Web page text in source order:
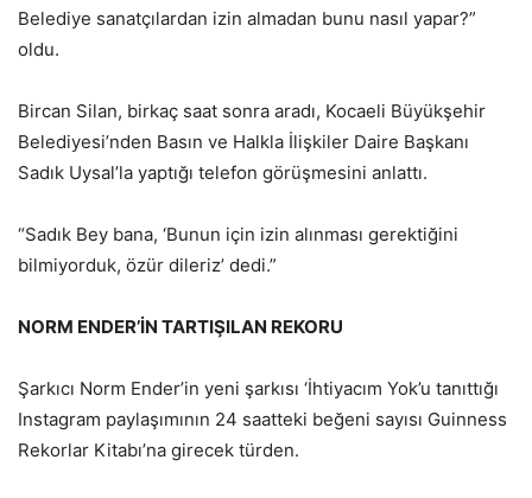
Belediye sanatçılardan izin almadan bunu nasıl yapar?”
oldu.
Bircan Silan, birkaç saat sonra aradı, Kocaeli Büyükşehir
Belediyesi’nden Basın ve Halkla İlişkiler Daire Başkanı
Sadık Uysal’la yaptığı telefon görüşmesini anlattı.
“Sadık Bey bana, ‘Bunun için izin alınması gerektiğini
bilmiyorduk, özür dileriz’ dedi.”
NORM ENDER’İN TARTIŞILAN REKORU
Şarkıcı Norm Ender’in yeni şarkısı ‘İhtiyacım Yok’u tanıttığı
Instagram paylaşımının 24 saatteki beğeni sayısı Guinness
Rekorlar Kitabı’na girecek türden.